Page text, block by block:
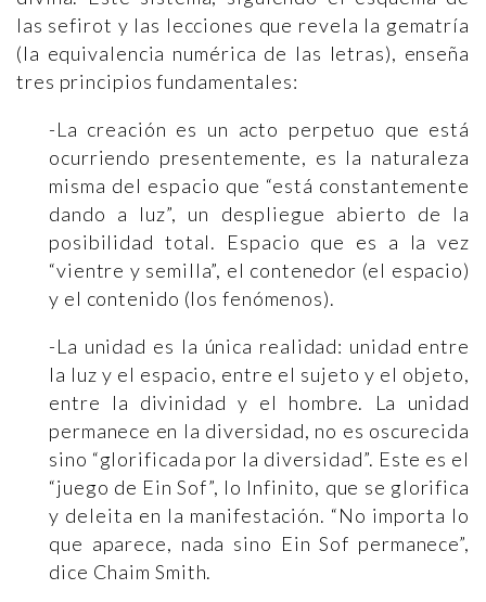
las sefirot y las lecciones que revela la gematría
(la equivalencia numérica de las letras), enseña
tres principios fundamentales:
-La creación es un acto perpetuo que está
ocurriendo presentemente, es la naturaleza
misma del espacio que “está constantemente
dando a luz”, un despliegue abierto de la
posibilidad total. Espacio que es a la vez
“vientre y semilla”, el contenedor (el espacio)
y el contenido (los fenómenos).
-La unidad es la única realidad: unidad entre
la luz y el espacio, entre el sujeto y el objeto,
entre la divinidad y el hombre. La unidad
permanece en la diversidad, no es oscurecida
sino “glorificada por la diversidad”. Este es el
“juego de Ein Sof”, lo Infinito, que se glorifica
y deleita en la manifestación. “No importa lo
que aparece, nada sino Ein Sof permanece”,
dice Chaim Smith.